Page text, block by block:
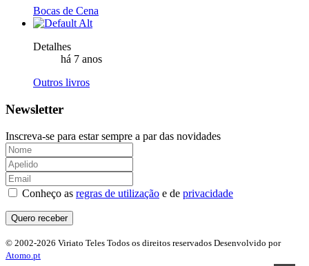
Bocas de Cena
Detalhes
há 7 anos
Outros livros
Newsletter
Inscreva-se para estar sempre a par das novidades
Conheço as regras de utilização e de privacidade
© 2002-2026 Viriato Teles Todos os direitos reservados Desenvolvido por
Atomo.pt